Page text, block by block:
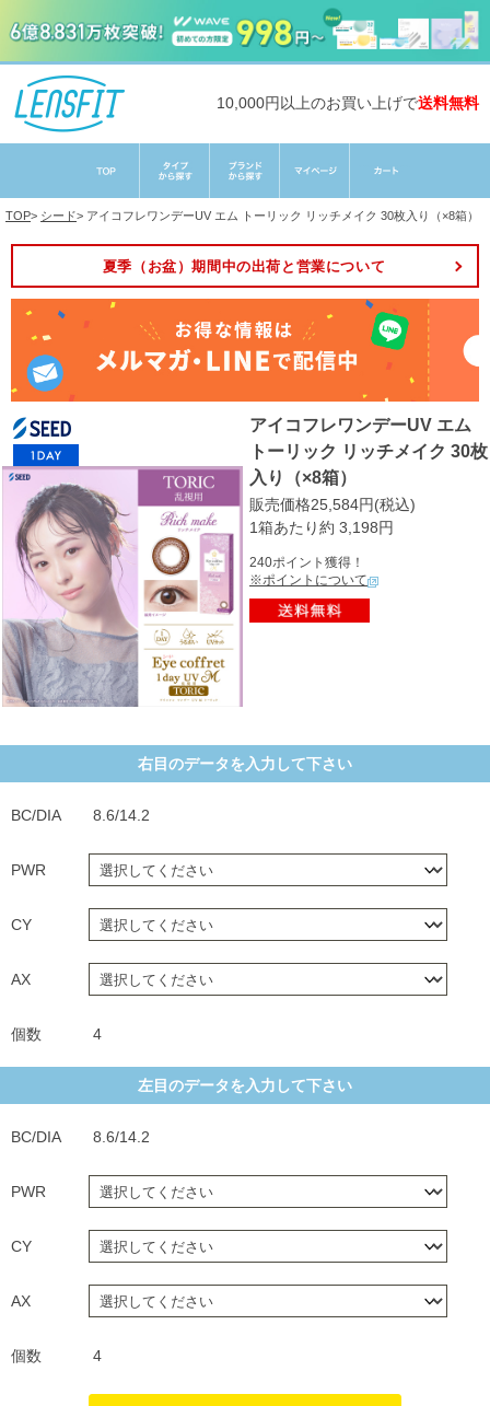
10,000円以上のお買い上げで送料無料
TOP> シード> アイコフレワンデーUV エム トーリック リッチメイク 30枚入り（×8箱）
夏季（お盆）期間中の出荷と営業について
アイコフレワンデーUV エム
トーリック リッチメイク 30枚
入り（×8箱）
販売価格25,584円(税込)
1箱あたり約 3,198円
240ポイント獲得！
※ポイントについて
右目のデータを入力して下さい
BC/DIA 8.6/14.2
PWR
CY
AX
個数 4
左目のデータを入力して下さい
BC/DIA 8.6/14.2
PWR
CY
AX
個数 4